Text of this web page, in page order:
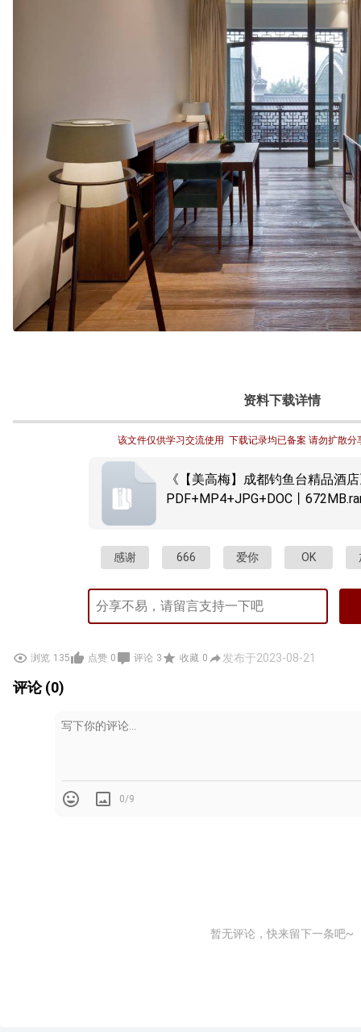
资料下载详情
该文件仅供学习交流使用  下载记录均已备案 请勿扩散分
《【美高梅】成都钓鱼台精品酒
PDF+MP4+JPG+DOC丨
感谢 666 爱你 OK
浏览 135 点赞 0 评论 3 收藏 0 发布于2023-08-21
评论 (0)
0/9
暂无评论，快来留下一条吧~